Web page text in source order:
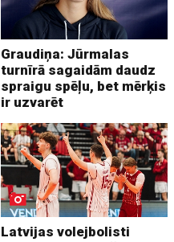
Graudiņa: Jūrmalas
turnīrā sagaidām daudz
spraigu spēļu, bet mērķis
ir uzvarēt
Latvijas volejbolisti